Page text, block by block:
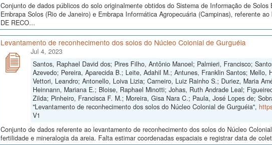
Conjunto de dados públicos do solo originalmente obtidos do Sistema de Informação de
Embrapa Solos (Rio de Janeiro) e Embrapa Informática Agropecuária (Campinas), referente
DE RECO...
Levantamento de reconhecimento dos solos do Núcleo Colonial de Gurguéia
Jul 4, 2023
Santos, Raphael David dos; Pires Filho, Antônio Manoel; Palmieri, Francisco;
Azevedo; Pereira, Aparecida B.; Leite, Adahil M.; Antunes, Franklin Santos; Mello,
Vettori, Leandro; Antonello, Loiva Lizia; Carneiro, Luiz Rainho S.; Duriez, Maria
Heinnann, Mariana E.; Bloise, Raphael Minotti; Johas, Ruth Andrade Leal;
Zilda; Pinheiro, Francisca F. M.; Moreira, Gisa Nara C.; Paula, José Lopes de;
"Levantamento de reconhecimento dos solos do Núcleo Colonial de Gurguéia",
V1
Conjunto de dados referente ao levantamento de reconhecimento dos solos do Núcleo
fertilidade e mineralogia da areia. Falta estimar coordenadas espaciais e registrar data de